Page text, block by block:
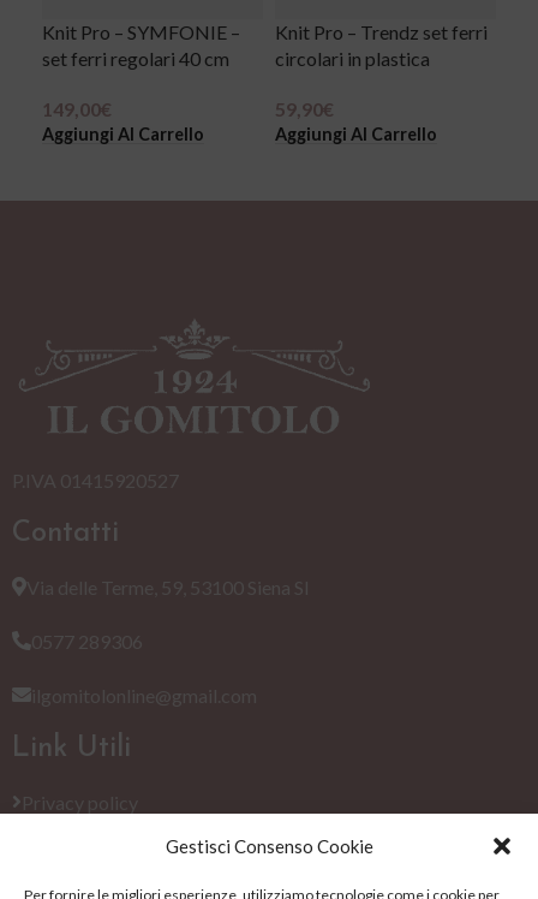
Gestisci Consenso Cookie
Per fornire le migliori esperienze, utilizziamo tecnologie come i cookie per
Knit Pro – SYMFONIE –
set ferri regolari 40 cm
149,00€
Aggiungi Al Carrello
Knit Pro – Trendz set ferri
circolari in plastica
59,90€
Aggiungi Al Carrello
Contatti
Link Utili
Privacy policy
Cookie Policy (EU)